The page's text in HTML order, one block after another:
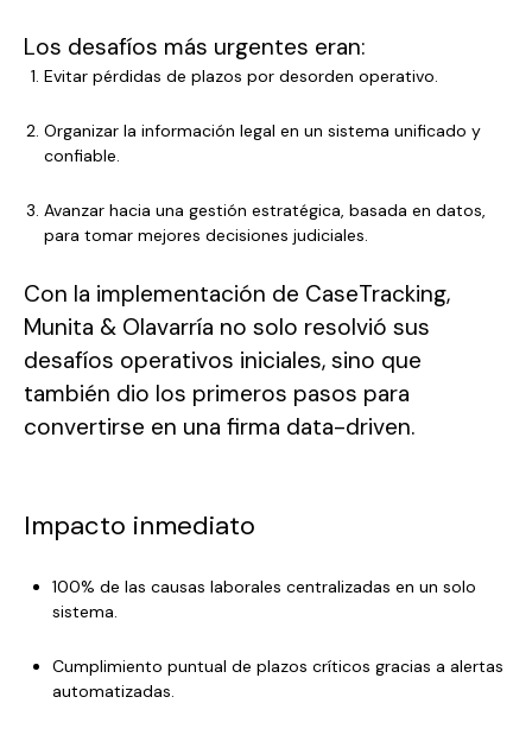
Los desafíos más urgentes eran:
Evitar pérdidas de plazos por desorden operativo.
Organizar la información legal en un sistema unificado y
confiable.
Avanzar hacia una gestión estratégica, basada en datos,
para tomar mejores decisiones judiciales.
Con la implementación de CaseTracking,
Munita & Olavarría no solo resolvió sus
desafíos operativos iniciales, sino que
también dio los primeros pasos para
convertirse en una firma data-driven.
Impacto inmediato
100% de las causas laborales centralizadas en un solo
sistema.
Cumplimiento puntual de plazos críticos gracias a alertas
automatizadas.